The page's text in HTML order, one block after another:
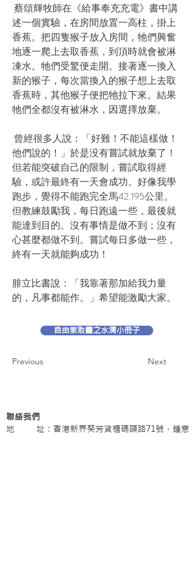
蔡頌輝牧師在《給事奉充充電》書中講
述一個實驗，在房間放置一高柱，掛上
香蕉。把四隻猴子放入房間，牠們興奮
地逐一爬上去取香蕉，到頂時就會被淋
凍水。牠們受驚便走開。接著逐一換入
新的猴子，每次當換入的猴子想上去取
香蕉時，其他猴子便把牠拉下來。結果
牠們全都沒有被淋水，因選擇放棄。
曾經很多人說：「好難！不能這樣做！
他們說的！」於是没有嘗試就放棄了！
但若能突破自己的限制，嘗試取得經
驗，或許最終有一天會成功。好像我學
跑步，覺得不能跑完全馬42.195公里。
但教練鼓勵我，每日跑遠一些，最後就
能達到目的。沒有事情是做不到；沒有
心甚麼都做不到。嘗試每日多做一些，
終有一天就能夠成功！
腓立比書說：「我靠著那加給我力量
的，凡事都能作。」希望能激勵大家。
自由索取靈之水滴小冊子
Previous Next
聯絡我們
地 址：香港新界葵芳貨櫃碼頭路71號，鍾意